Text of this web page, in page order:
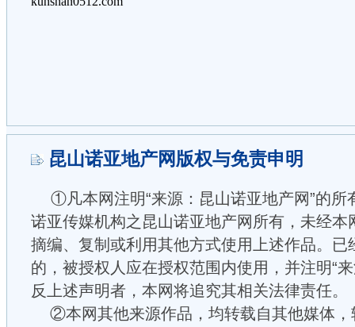
昆山诺亚地产网版权与免责申明
①凡本网注明“来源：昆山诺亚地产网”的所
诺亚传媒机构之昆山诺亚地产网所有，未经本
摘编、复制或利用其他方式使用上述作品。已
的，被授权人应在授权范围内使用，并注明“
反上述声明者，本网将追究其相关法律责任。
②本网其他来源作品，均转载自其他媒体，